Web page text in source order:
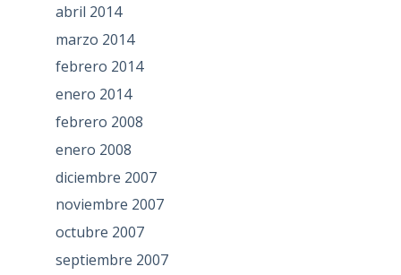
abril 2014
marzo 2014
febrero 2014
enero 2014
febrero 2008
enero 2008
diciembre 2007
noviembre 2007
octubre 2007
septiembre 2007